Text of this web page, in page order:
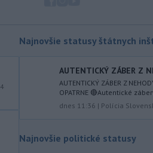
divadla (SKD) v Martine Helena
Sudická.
Národná diaľničná
spoločnosť (NDS) ukončila výmenu
záveru na ľavej strane
mosta Lanfranconi, ktorý je súčasťou
- Počet potvrdených prípadov
4
Najnovšie statusy štátnych
AUTENTICKÝ ZÁBER Z
AUTENTICKÝ ZÁBER Z
OPATRNE 🔴Autentické
dnes 11:36 | Polícia
Najnovšie politické statusy